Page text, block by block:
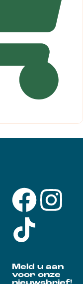
Meld u aan
voor onze